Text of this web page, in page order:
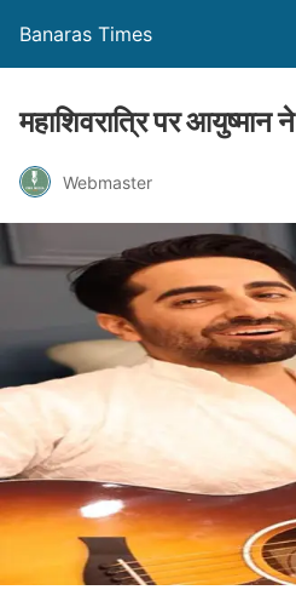
Banaras Times
महाशिवरात्रि पर आयुष्मान
Webmaster